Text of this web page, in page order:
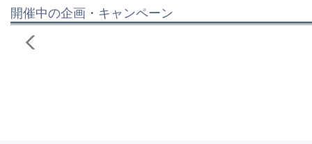
開催中の企画・キャンペーン